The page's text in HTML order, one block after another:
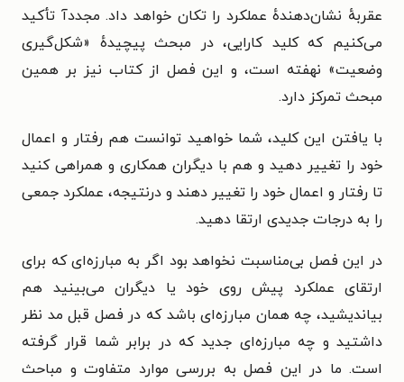
عقربهٔ نشان‌دهندهٔ عملکرد را تکان خواهد داد. مجددآ تأکید
می‌کنیم که کلید کارایی، در مبحث پیچیدهٔ «شکل‌گیری
وضعیت» نهفته است، و این فصل از کتاب نیز بر همین
مبحث تمرکز دارد.
با یافتن این کلید، شما خواهید توانست هم رفتار و اعمال
خود را تغییر دهید و هم با دیگران همکاری و همراهی کنید
تا رفتار و اعمال خود را تغییر دهند و درنتیجه، عملکرد جمعی
را به درجات جدیدی ارتقا دهید.
در این فصل بی‌مناسبت نخواهد بود اگر به مبارزه‌ای که برای
ارتقای عملکرد پیش روی خود یا دیگران می‌بینید هم
بیاندیشید، چه همان مبارزه‌ای باشد که در فصل قبل مد نظر
داشتید و چه مبارزه‌ای جدید که در برابر شما قرار گرفته
است. ما در این فصل به بررسی موارد متفاوت و مباحث